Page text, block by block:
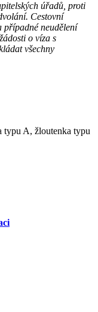
úřadů, proti
Cestovní
případné neudělení
o víza s
všechny
typu A, žloutenka typu